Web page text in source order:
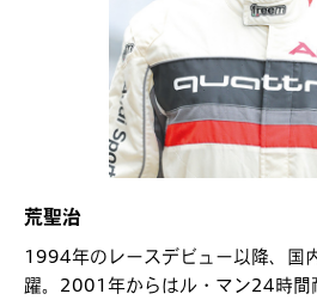
荒聖治
1994年のレースデビュー以降、国
躍。2001年からはル・マン24時間